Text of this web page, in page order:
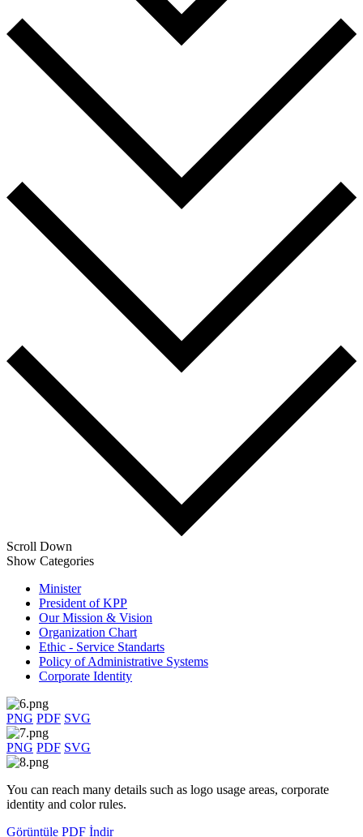
Scroll Down
Show Categories
Minister
President of KPP
Our Mission & Vision
Organization Chart
Ethic - Service Standarts
Policy of Administrative Systems
Corporate Identity
PNG PDF SVG
PNG PDF SVG
You can reach many details such as logo usage areas, corporate
identity and color rules.
Görüntüle PDF İndir